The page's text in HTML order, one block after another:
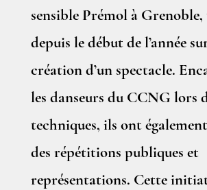
sensible Prémol à
depuis le début de l’année
création d’un spectacle.
les danseurs du CCNG lors
techniques, ils ont
des répétitions publiques et
représentations. Cette